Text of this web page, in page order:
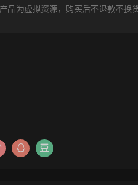
品为虚拟资源，购买后不退款不换